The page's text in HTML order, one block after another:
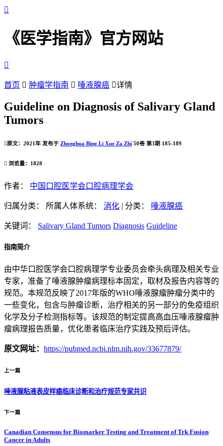

《医学指南》官方网站

首页  肿瘤学指南  唾液腺癌 详情
Guideline on Diagnosis of Salivary Gland
Tumors
原文：2021年 发布于 Zhonghua Bing Li Xue Za Zhi 50卷 第3期 185-189
 浏览量：1828
作者： 中国口腔医学会口腔病理学会
归属分类： 所属人体系统： 消化 | 分类： 唾液腺癌
关键词： Salivary Gland Tumors Diagnosis Guideline
指南简介
由中华口腔医学会口腔病理学专业委员会牵头病理及相关专业
专家，准备了唾液腺肿瘤病理标本固定，取材及报告内容等的
规范。本规范反映了2017年版的WHO唾液腺瘤肿瘤分类中的
一些变化，包含与肿瘤诊断，治疗相关的另一部分的免疫组织
化学及分子检测指标等。该规范的制定提高高血压唾液腺瘤肿
瘤病理报告质量，优化患者临床治疗实践及预后评估。
原文网址： https://pubmed.ncbi.nlm.nih.gov/33677879/
上一篇
唾液腺粘液表皮样癌临床诊断和治疗规范专家共识
下一篇
Canadian Consensus for Biomarker Testing and Treatment of Trk Fusion
Cancer in Adults